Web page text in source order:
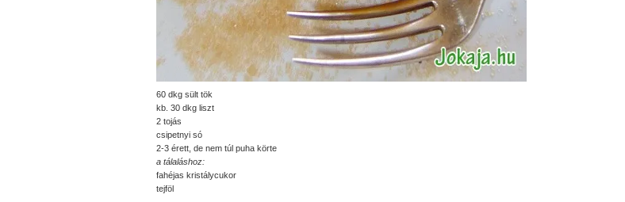
60 dkg sült tök
kb. 30 dkg liszt
2 tojás
csipetnyi só
2-3 érett, de nem túl puha körte
a tálaláshoz:
fahéjas kristálycukor
tejföl